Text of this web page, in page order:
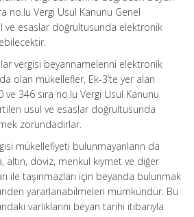
no.lu Vergi Usul Kanunu Genel
ve esaslar doğrultusunda elektronik
vergisi beyannamelerini elektronik
olan mükellefler, Ek-3’te yer alan
346 sıra no.lu Vergi Usul Kanunu
usul ve esaslar doğrultusunda
zorundadırlar.
mükellefiyeti bulunmayanların da
altın, döviz, menkul kıymet ve diğer
ile taşınmazları için beyanda bulunmak
yararlanabilmeleri mümkündür. Bu
varlıklarını beyan tarihi itibarıyla